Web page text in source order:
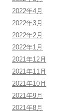
2022年4月
2022年3月
2022年2月
2022年1月
2021年12月
2021年11月
2021年10月
2021年9月
2021年8月